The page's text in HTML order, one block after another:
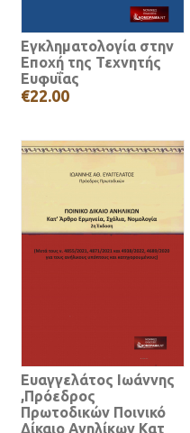
Εγκληματολογία στην
Εποχή της Τεχνητής
Ευφυΐας
€22.00
Ευαγγελάτος Ιωάννης
,Πρόεδρος
Πρωτοδικών Ποινικό
Δίκαιο Ανηλίκων Κατ